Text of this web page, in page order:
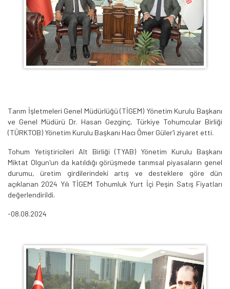
Tarım İşletmeleri Genel Müdürlüğü (TİGEM) Yönetim Kurulu Başkanı
ve Genel Müdürü Dr. Hasan Gezginç, Türkiye Tohumcular Birliği
(TÜRKTOB) Yönetim Kurulu Başkanı Hacı Ömer Güler'i ziyaret etti.
Tohum Yetiştiricileri Alt Birliği (TYAB) Yönetim Kurulu Başkanı
Miktat Olgun'un da katıldığı görüşmede tarımsal piyasaların genel
durumu, üretim girdilerindeki artış ve desteklere göre dün
açıklanan 2024 Yılı TİGEM Tohumluk Yurt İçi Peşin Satış Fiyatları
değerlendirildi.
-08.08.2024